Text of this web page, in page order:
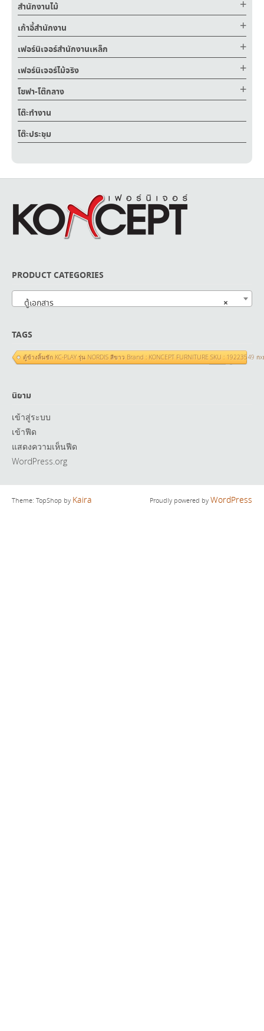
สำนักงานไม้
เก้าอี้สำนักงาน
เฟอร์นิเจอร์สำนักงานเหล็ก
เฟอร์นิเจอร์ไม้จริง
โซฟา-โต๊กลาง
โต๊ะทำงาน
โต๊ะประชุม
PRODUCT CATEGORIES
×
ตู้เอกสาร
TAGS
ตู้ข้างลิ้นชัก KC-PLAY รุ่น NORDIS สีขาว Brand : KONCEPT FURNITURE SKU : 19223549 ก
นิยาม
เข้าสู่ระบบ
เข้าฟีด
แสดงความเห็นฟีด
WordPress.org
Theme: TopShop by Kaira Proudly powered byWordPress